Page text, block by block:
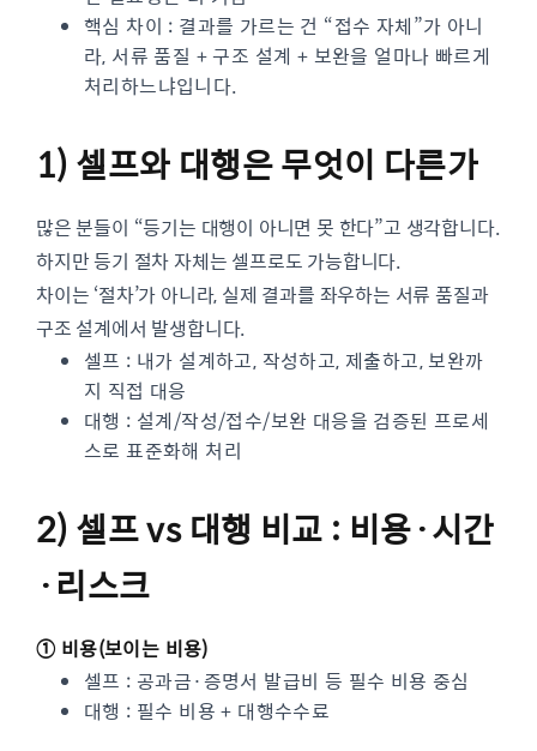
핵심 차이 : 결과를 가르는 건 “접수 자체”가 아니
라, 서류 품질 + 구조 설계 + 보완을 얼마나 빠르게
처리하느냐입니다.
1) 셀프와 대행은 무엇이 다른가
많은 분들이 “등기는 대행이 아니면 못 한다”고 생각합니다.
하지만 등기 절차 자체는 셀프로도 가능합니다.
차이는 ‘절차’가 아니라, 실제 결과를 좌우하는 서류 품질과
구조 설계에서 발생합니다.
셀프 : 내가 설계하고, 작성하고, 제출하고, 보완까
지 직접 대응
대행 : 설계/작성/접수/보완 대응을 검증된 프로세
스로 표준화해 처리
2) 셀프 vs 대행 비교 : 비용·시간
·리스크
① 비용(보이는 비용)
셀프 : 공과금·증명서 발급비 등 필수 비용 중심
대행 : 필수 비용 + 대행수수료